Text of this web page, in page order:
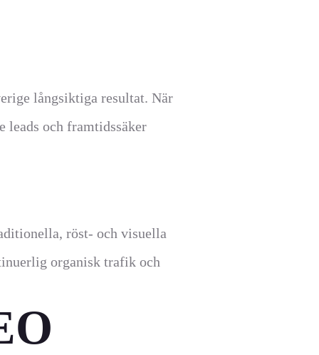
långsiktiga resultat. När
leads och framtidssäker
röst- och visuella
organisk trafik och